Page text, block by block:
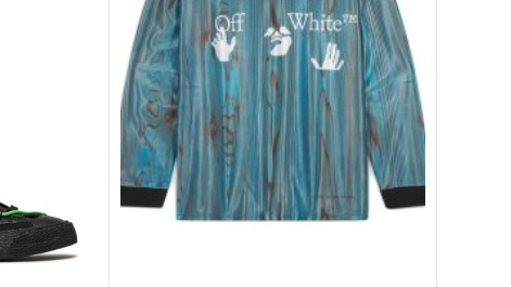
Stokta yok